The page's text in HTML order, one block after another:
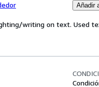
Añadir
writing on text. Used